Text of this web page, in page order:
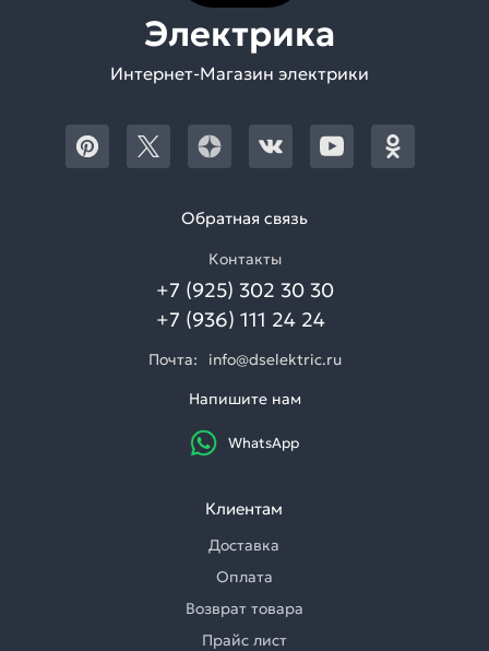
Электрика
Интернет-Магазин электрики
Обратная связь
Контакты
+7 (925) 302 30 30
+7 (936) 111 24 24
Почта:
info@dselektric.ru
Напишите нам
WhatsApp
Клиентам
Доставка
Оплата
Возврат товара
Прайс лист